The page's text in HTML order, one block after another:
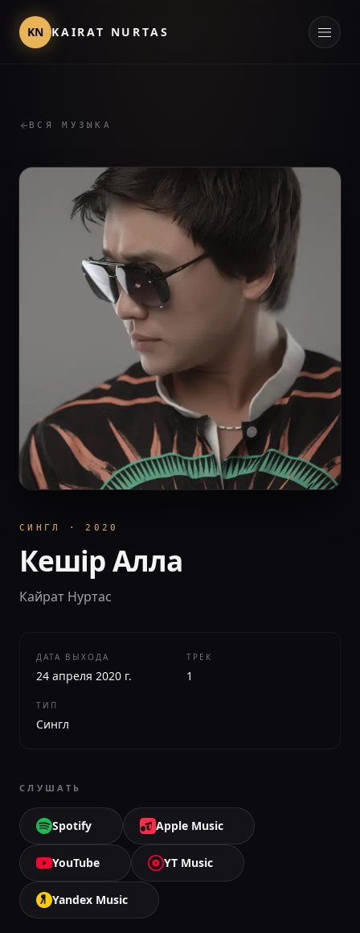
KN KAIRAT NURTAS
ВСЯ МУЗЫКА
СИНГЛ ·2020
Кешір Алла
Кайрат Нуртас
ДАТА ВЫХОДА
24 апреля 2020 г.
ТРЕК
1
ТИП
Сингл
СЛУШАТЬ
Spotify Apple Music
YouTube YT Music
Yandex Music